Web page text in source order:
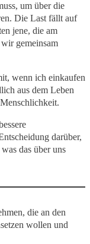
um über die
Die Last fällt auf
jene, die am
gemeinsam
wenn ich einkaufen
aus dem Leben
darüber,
das über uns
die an den
wollen und